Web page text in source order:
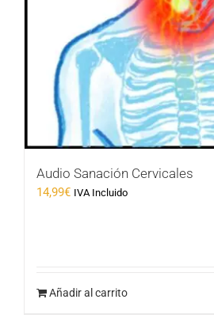
Audio Sanación Cervicales
14,99€ IVA Incluido
Añadir al carrito